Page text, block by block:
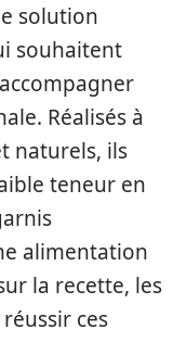
solution
souhaitent
Réalisés à
naturels, ils
teneur en
alimentation
la recette, les
ces